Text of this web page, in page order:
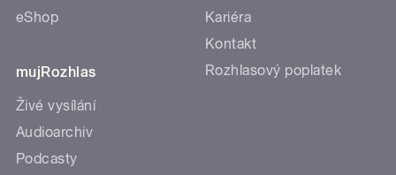
eShop
mujRozhlas
Živé vysílání
Audioarchiv
Podcasty
Kariéra
Kontakt
Rozhlasový poplatek